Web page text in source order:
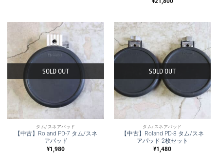
SOLD OUT
タム/スネアパッド
【中古】Roland PD-7 タム/スネ
アパッド
¥1,980
SOLD OUT
タム/スネアパッド
【中古】Roland PD-8 タム/スネ
アパッド 2枚セット
¥1,480